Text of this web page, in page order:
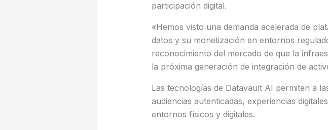
participación digital.
«Hemos visto una demanda acelerada de
datos y su monetización en entornos
reconocimiento del mercado de que la
la próxima generación de integración de
Las tecnologías de Datavault AI permiten a
audiencias autenticadas, experiencias
entornos físicos y digitales.